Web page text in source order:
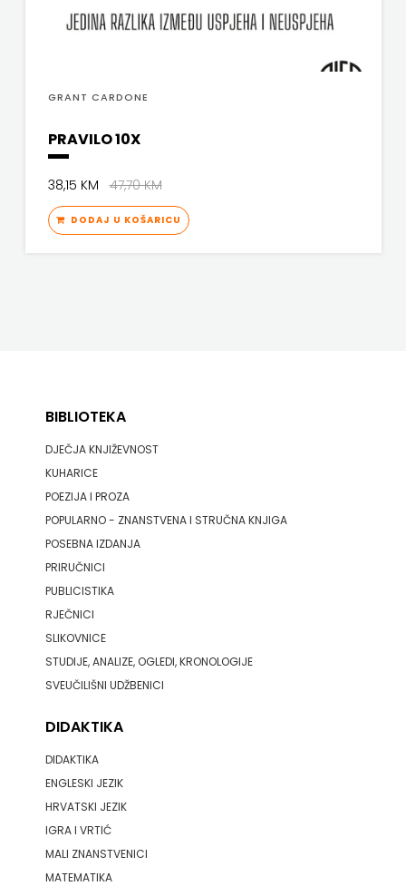
GRANT CARDONE
PRAVILO 10X
38,15 KM47,70 KM
DODAJ U KOŠARICU
BIBLIOTEKA
DJEČJA KNJIŽEVNOST
KUHARICE
POEZIJA I PROZA
POPULARNO - ZNANSTVENA I STRUČNA KNJIGA
POSEBNA IZDANJA
PRIRUČNICI
PUBLICISTIKA
RJEČNICI
SLIKOVNICE
STUDIJE, ANALIZE, OGLEDI, KRONOLOGIJE
SVEUČILIŠNI UDŽBENICI
DIDAKTIKA
DIDAKTIKA
ENGLESKI JEZIK
HRVATSKI JEZIK
IGRA I VRTIĆ
MALI ZNANSTVENICI
MATEMATIKA